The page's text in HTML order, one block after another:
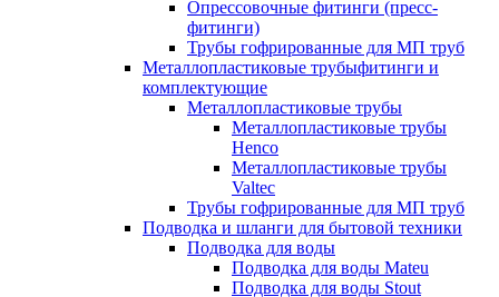
Опрессовочные фитинги (пресс-
фитинги)
Трубы гофрированные для МП труб
Металлопластиковые трубыфитинги и
комплектующие
Металлопластиковые трубы
Металлопластиковые трубы
Henco
Металлопластиковые трубы
Valtec
Трубы гофрированные для МП труб
Подводка и шланги для бытовой техники
Подводка для воды
Подводка для воды Mateu
Подводка для воды Stout